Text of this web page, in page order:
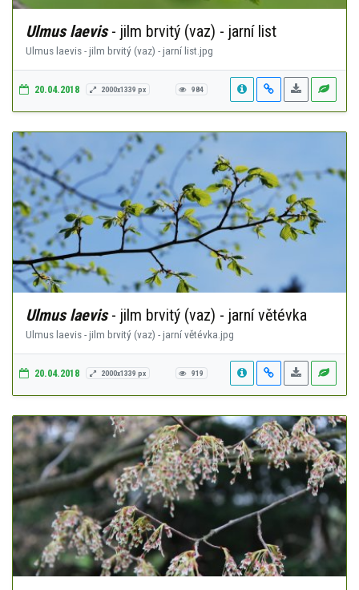
Ulmus laevis- jilm brvitý (vaz) - jarní list
Ulmus laevis - jilm brvitý (vaz) - jarní list.jpg
20.04.2018 2000x1339 px 984
Ulmus laevis- jilm brvitý (vaz) - jarní větévka
Ulmus laevis - jilm brvitý (vaz) - jarní větévka.jpg
20.04.2018 2000x1339 px 919